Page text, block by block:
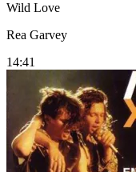
Wild Love
Rea Garvey
14:41